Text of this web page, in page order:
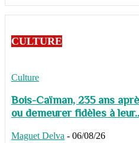
CULTURE
Culture
Bois-Caïman, 235 ans
ou demeurer fidèles à
Maguet Delva - 06/08/26